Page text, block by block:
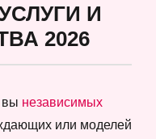
И
2026
вы независимых
или моделей